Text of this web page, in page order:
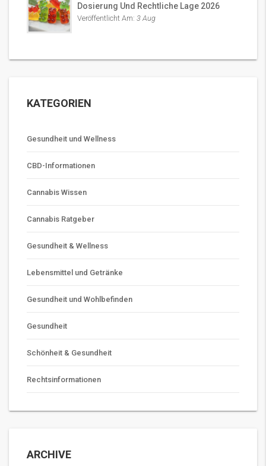
Dosierung Und Rechtliche Lage 2026
Veröffentlicht Am: 3 Aug
KATEGORIEN
Gesundheit und Wellness
CBD-Informationen
Cannabis Wissen
Cannabis Ratgeber
Gesundheit & Wellness
Lebensmittel und Getränke
Gesundheit und Wohlbefinden
Gesundheit
Schönheit & Gesundheit
Rechtsinformationen
ARCHIVE